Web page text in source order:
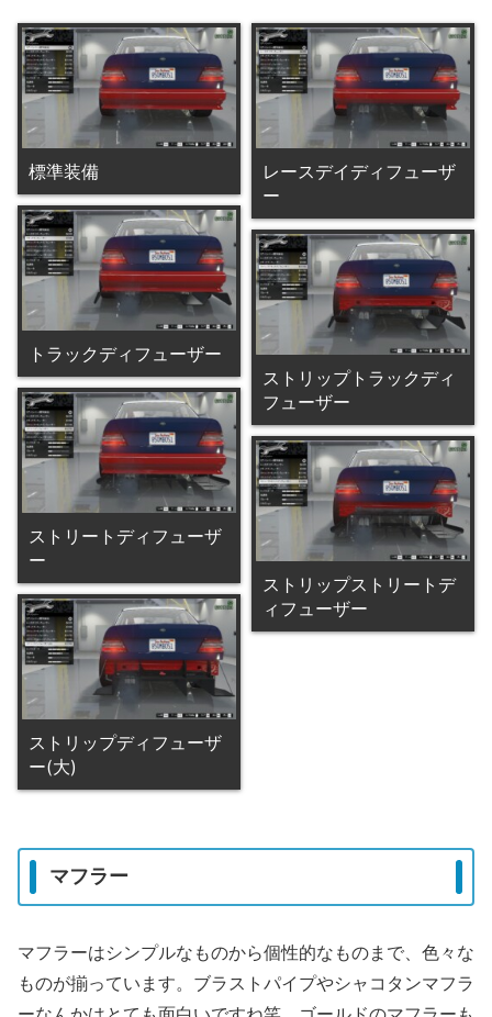
標準装備
レースデイディフューザ
ー
トラックディフューザー
ストリップトラックディ
フューザー
ストリートディフューザ
ー
ストリップストリートデ
ィフューザー
ストリップディフューザ
ー(大)
マフラー
マフラーはシンプルなものから個性的なものまで、色々な
ものが揃っています。ブラストパイプやシャコタンマフラ